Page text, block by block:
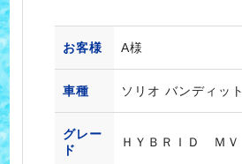
お客様 A様
車種 ソリオ バンディット
グレー
ド
ＨＹＢＲＩＤ ＭＶ